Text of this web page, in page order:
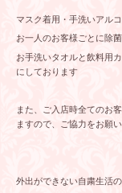
マスク着用・手洗いアル
お一人のお客様ごとに除
お手洗いタオルと飲料用
にしております
また、ご入店時全てのお
ますので、ご協力をお願い
外出ができない自粛生活